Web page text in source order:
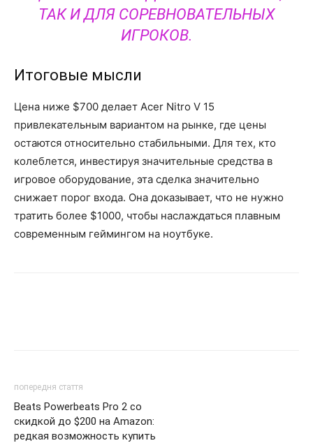
ТАК И ДЛЯ СОРЕВНОВАТЕЛЬНЫХ
ИГРОКОВ.
Итоговые мысли
Цена ниже $700 делает Acer Nitro V 15
привлекательным вариантом на рынке, где цены
остаются относительно стабильными. Для тех, кто
колеблется, инвестируя значительные средства в
игровое оборудование, эта сделка значительно
снижает порог входа. Она доказывает, что не нужно
тратить более $1000, чтобы наслаждаться плавным
современным геймингом на ноутбуке.
попередня стаття
Beats Powerbeats Pro 2 со
скидкой до $200 на Amazon:
редкая возможность купить